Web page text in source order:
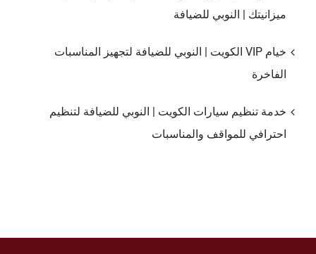
ميزانيتك | النوبي للضيافة
خيام VIP الكويت | النوبي للضيافة لتجهيز المناسبات
الفاخرة
خدمة تنظيم سيارات الكويت | النوبي للضيافة لتنظيم
احترافي للمواقف والمناسبات